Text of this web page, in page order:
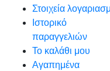
Στοιχεία
Ιστορικό
παραγγελιών
Το καλάθι μου
Αγαπημένα